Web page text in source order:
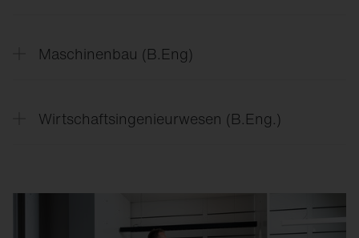
Maschinenbau (B.Eng)
Wirtschaftsingenieurwesen (B.Eng.)